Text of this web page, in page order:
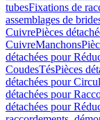
tubesFixations de
assemblages de
CuivrePièces
CuivreManchons
détachées pour
CoudesTésPièces
détachées pour
détachées pour
détachées pour